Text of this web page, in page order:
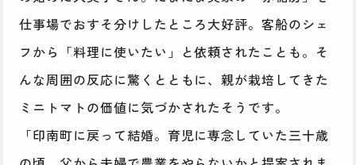
仕事場でおすそ分けしたところ大好評。客船のシェ
フから「料理に使いたい」と依頼されたことも。そ
んな周囲の反応に驚くとともに、親が栽培してきた
ミニトマトの価値に気づかされたそうです。
「印南町に戻って結婚。育児に専念していた三十歳